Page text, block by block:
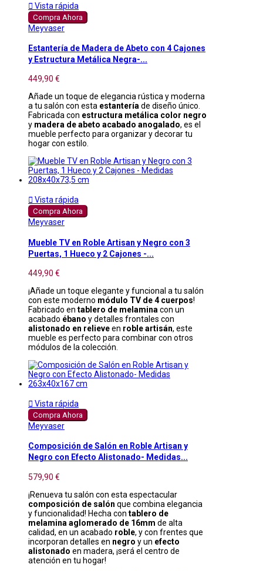
 Vista rápida
Compra Ahora
Meyvaser
Estantería de Madera de Abeto con 4 Cajones
y Estructura Metálica Negra-...
449,90 €
Añade un toque de elegancia rústica y moderna
a tu salón con esta estanteríade diseño único.
Fabricada con estructura metálica color negro
y madera de abeto acabado anogalado, es el
mueble perfecto para organizar y decorar tu
hogar con estilo.
 Vista rápida
Compra Ahora
Meyvaser
Mueble TV en Roble Artisan y Negro con 3
Puertas, 1 Hueco y 2 Cajones -...
449,90 €
¡Añade un toque elegante y funcional a tu salón
con este moderno módulo TV de 4 cuerpos!
Fabricado en tablero de melamina con un
acabado ébano y detalles frontales con
alistonado en relieveen roble artisán, este
mueble es perfecto para combinar con otros
módulos de la colección.
 Vista rápida
Compra Ahora
Meyvaser
Composición de Salón en Roble Artisan y
Negro con Efecto Alistonado- Medidas...
579,90 €
¡Renueva tu salón con esta espectacular
composición de salón que combina elegancia
y funcionalidad! Hecha con tablero de
melamina aglomerado de 16mm de alta
calidad, en un acabado roble, y con frentes que
incorporan detalles en negro y un efecto
alistonado en madera, ¡será el centro de
atención en tu hogar!